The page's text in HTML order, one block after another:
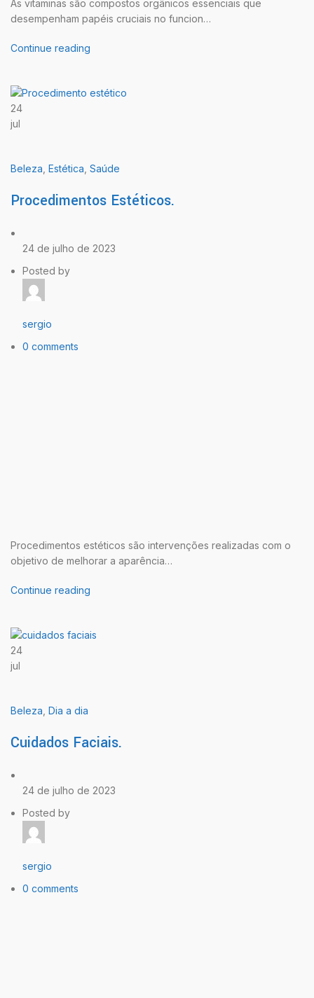
As vitaminas são compostos orgânicos essenciais que
desempenham papéis cruciais no funcion…
Continue reading
24
jul
Beleza Estética Saúde
Procedimentos Estéticos.
24 de julho de 2023
Posted by
sergio
0 comments
Procedimentos estéticos são intervenções realizadas com o
objetivo de melhorar a aparência…
Continue reading
24
jul
Beleza Dia a dia
Cuidados Faciais.
24 de julho de 2023
Posted by
sergio
0 comments